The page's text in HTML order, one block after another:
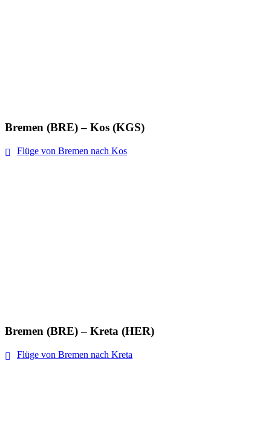
Bremen (BRE) – Kos (KGS)
Flüge von Bremen nach Kos
Bremen (BRE) – Kreta (HER)
Flüge von Bremen nach Kreta